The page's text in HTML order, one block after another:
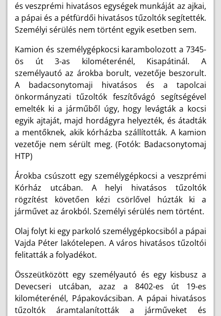
és veszprémi hivatásos egységek munkáját az ajkai,
a pápai és a pétfürdői hivatásos tűzoltók segítették.
Személyi sérülés nem történt egyik esetben sem.
Kamion és személygépkocsi karambolozott a 7345-
ös út 3-as kilométerénél, Kisapátinál. A
személyautó az árokba borult, vezetője beszorult.
A badacsonytomaji hivatásos és a tapolcai
önkormányzati tűzoltók feszítővágó segítségével
emelték ki a járműből úgy, hogy levágták a kocsi
egyik ajtaját, majd hordágyra helyezték, és átadták
a mentőknek, akik kórházba szállították. A kamion
vezetője nem sérült meg. (Fotók: Badacsonytomaj
HTP)
Árokba csúszott egy személygépkocsi a veszprémi
Kórház utcában. A helyi hivatásos tűzoltók
rögzítést követően kézi csörlővel húzták ki a
járművet az árokból. Személyi sérülés nem történt.
Olaj folyt ki egy parkoló személygépkocsiból a pápai
Vajda Péter lakótelepen. A város hivatásos tűzoltói
felitatták a folyadékot.
Összeütközött egy személyautó és egy kisbusz a
Devecseri utcában, azaz a 8402-es út 19-es
kilométerénél, Pápakovácsiban. A pápai hivatásos
tűzoltók áramtalanították a járműveket és